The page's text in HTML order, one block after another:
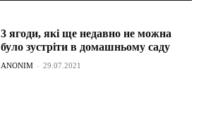
3 ягоди, які ще недавно не можна
було зустріти в домашньому саду
ANONIM - 29.07.2021